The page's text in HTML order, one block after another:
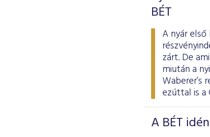
BÉT
A nyár
zárt. De
miután a
Waberer’s
ezúttal is a
A BÉT